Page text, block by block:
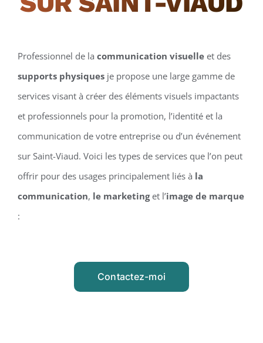
Professionnel de la communication visuelleet des
supports physiquesje propose une large gamme de
services visant à créer des éléments visuels impactants
et professionnels pour la promotion, l’identité et la
communication de votre entreprise ou d’un événement
sur Saint-Viaud. Voici les types de services que l’on peut
offrir pour des usages principalement liés à la
communication, le marketinget l’image de marque
:
Contactez-moi